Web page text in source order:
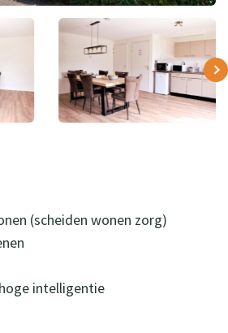
(scheiden wonen zorg)
intelligentie